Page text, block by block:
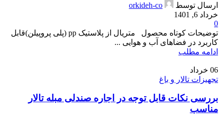
ارسال توسط
orkideh-co
خرداد 6, 1401
0
توضیحات کوتاه محصول متریال از پلاستیک pp (پلی پروپیلن)قابل
کاربرد در فضاهای آب و هوایی ...
ادامه مطلب
06 خرداد
تجهیزات تالار و باغ
بررسی نکات قابل توجه در اجاره صندلی مبله تالار
مناسب